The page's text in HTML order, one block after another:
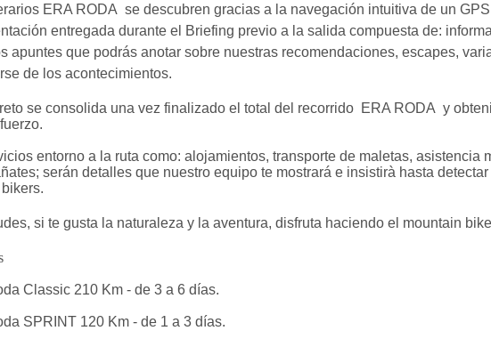
ERA RODA se descubren gracias a la navegación intuitiva de un
entregada durante el Briefing previo a la salida compuesta de:
apuntes que podrás anotar sobre nuestras recomendaciones, escapes,
de los acontecimientos.
se consolida una vez finalizado el total del recorrido ERA RODA y
entorno a la ruta como: alojamientos, transporte de maletas, asistencia
serán detalles que nuestro equipo te mostrará e insistirà hasta
si te gusta la naturaleza y la aventura, disfruta haciendo el mountain bike
Classic 210 Km - de 3 a 6 días.
SPRINT 120 Km - de 1 a 3 días.